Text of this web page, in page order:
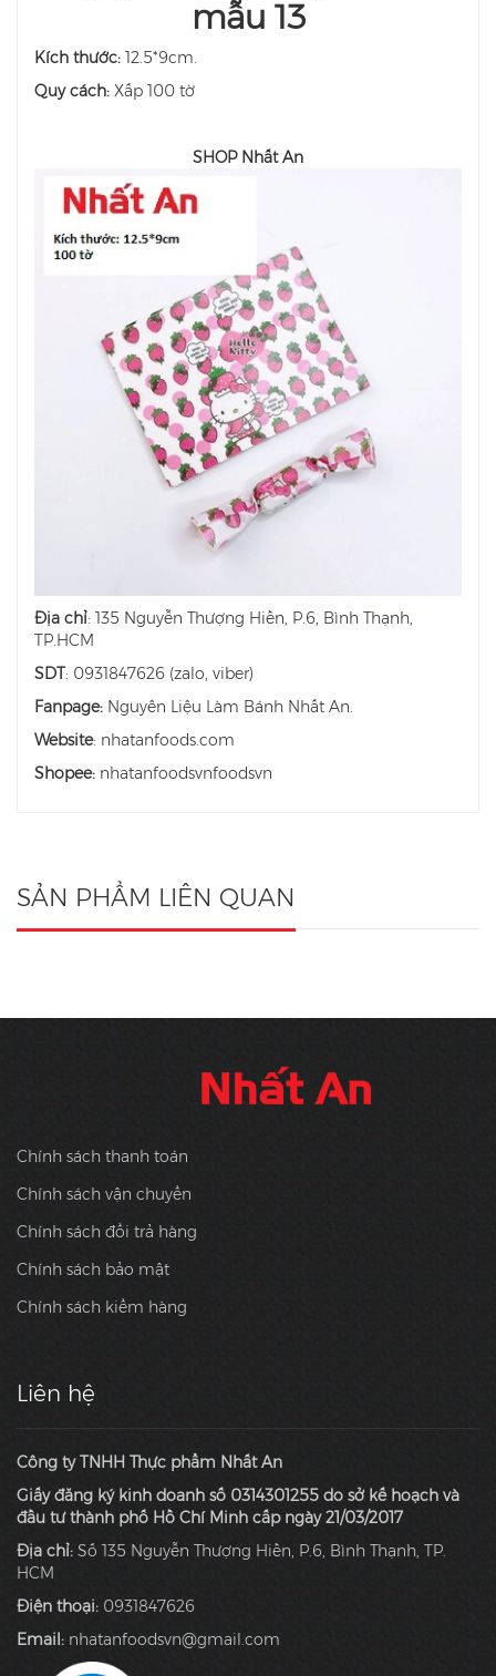
mẫu 13
Kích thước: 12.5*9cm.
Quy cách: Xấp 100 tờ
SHOP Nhất An
Địa chỉ: 135 Nguyễn Thượng Hiền, P.6, Bình Thạnh,
TP.HCM
SDT: 0931847626 (zalo, viber)
Fanpage: Nguyên Liệu Làm Bánh Nhất An.
Website: nhatanfoods.com
Shopee: nhatanfoodsvnfoodsvn
SẢN PHẨM LIÊN QUAN
Chính sách thanh toán
Chính sách vận chuyển
Chính sách đổi trả hàng
Chính sách bảo mật
Chính sách kiểm hàng
Liên hệ
Công ty TNHH Thực phẩm Nhất An
Giấy đăng ký kinh doanh số 0314301255 do sở kế hoạch và
đầu tư thành phố Hồ Chí Minh cấp ngày 21/03/2017
Địa chỉ: Số 135 Nguyễn Thượng Hiền, P.6, Bình Thạnh, TP.
HCM
Điện thoại: 0931847626
Email: nhatanfoodsvn@gmail.com